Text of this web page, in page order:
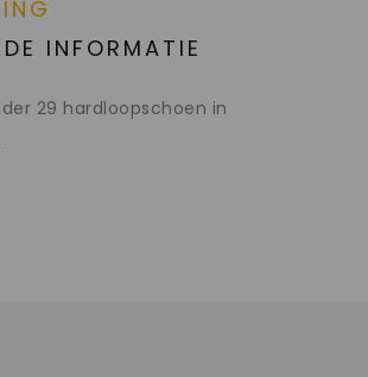
INFORMATIE
29 hardloopschoen in